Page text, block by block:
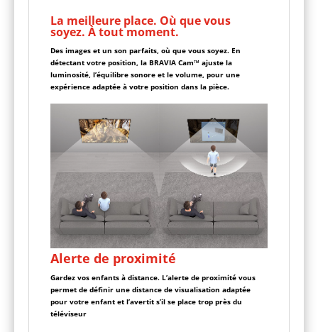
La meilleure place. Où que vous
soyez. À tout moment.
Des images et un son parfaits, où que vous soyez. En
détectant votre position, la BRAVIA Cam™ ajuste la
luminosité, l’équilibre sonore et le volume, pour une
expérience adaptée à votre position dans la pièce.
Alerte de proximité
Gardez vos enfants à distance. L’alerte de proximité vous
permet de définir une distance de visualisation adaptée
pour votre enfant et l’avertit s’il se place trop près du
téléviseur